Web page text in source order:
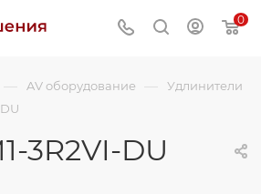
0
— AV оборудование — Удлинители
3R2VI-DU